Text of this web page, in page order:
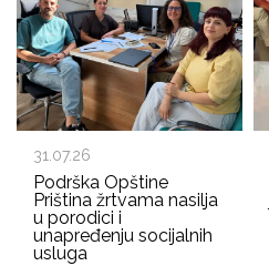
31.07.26
Podrška Opštine
Priština žrtvama nasilja
u porodici i
unapređenju socijalnih
usluga